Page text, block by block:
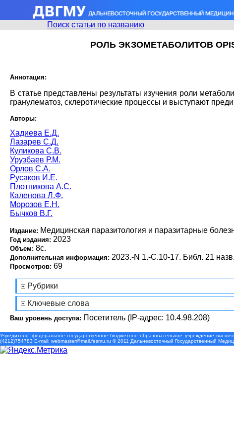
Поиск статьи по названию
РОЛЬ ЭКЗОМЕТАБОЛИТОВ
Аннотация:
В статье представлены результаты изучения роли
гранулематоз, склеротические процессы и выступают
Авторы:
Хадиева Е.Д.
Лазарев С.Д.
Куликова С.В.
Урузбаев Р.М.
Орлов С.А.
Русаков И.Е.
Плотникова А.С.
Каленова Л.Ф.
Морозов Е.Н.
Бычков В.Г.
Издание: Медицинская паразитология и паразитарные
Год издания: 2023
Объем: 8с.
Дополнительная информация: 2023.-N 1.-С.10-17. Библ. 21 назв.
Просмотров: 69
Рубрики
Ключевые слова
Ваш уровень доступа: Посетитель (IP-адрес: 10.4.98.208)
Учредитель: федеральное государственное бюджетное образовательное учреждение
(4212)754783 Е-mail: webmaster@mail.fesmu.ru © 2011 Дальневосточный Государственный